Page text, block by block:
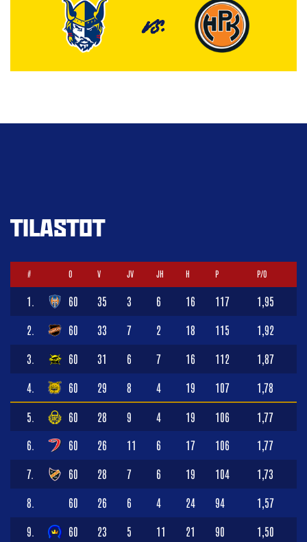
VS.
TILASTOT
# O V JV JH H P P/O
1. 60 35 3 6 16 117 1,95
2. 60 33 7 2 18 115 1,92
3. 60 31 6 7 16 112 1,87
4. 60 29 8 4 19 107 1,78
5. 60 28 9 4 19 106 1,77
6. 60 26 11 6 17 106 1,77
7. 60 28 7 6 19 104 1,73
8. 60 26 6 4 24 94 1,57
9. 60 23 5 11 21 90 1,50